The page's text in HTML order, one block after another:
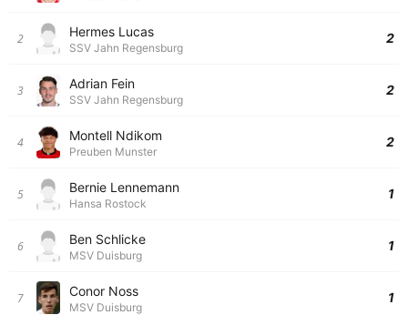
2 Hermes Lucas
SSV Jahn Regensburg
2
3 Adrian Fein
SSV Jahn Regensburg
2
4 Montell Ndikom
Preuben Munster
2
5 Bernie Lennemann
Hansa Rostock
1
6 Ben Schlicke
MSV Duisburg
1
7 Conor Noss
MSV Duisburg
1